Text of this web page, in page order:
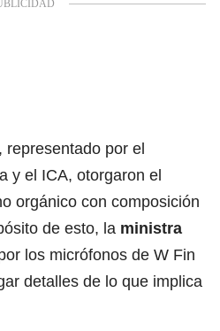
, representado por el
y el ICA, otorgaron el
orgánico con composición
de esto, la ministra
los micrófonos de W Fin
detalles de lo que implica